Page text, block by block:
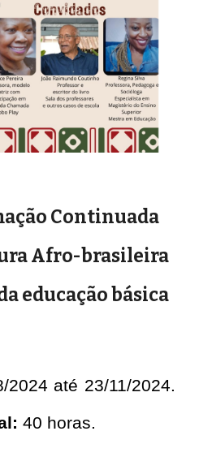
Continuada
Afro-brasileira
educação básica
2024 até 23/11/2024.
40 horas.